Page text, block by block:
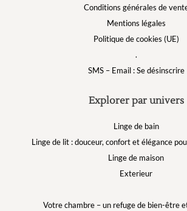
Conditions générales de
Mentions légales
Politique de cookies (UE)
.
SMS – Email : Se désinscrire
Explorer par univers
Linge de bain
Linge de lit : douceur, confort et élégance
Linge de maison
Exterieur
Votre chambre – un refuge de bien-être